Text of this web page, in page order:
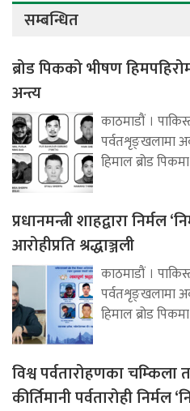
सम्बन्धित
ब्रोड पिकको भीषण
अन्त्य
काठमाडौं ।
पर्वतशृङ्खलामा
हिमाल ब्रोड
प्रधानमन्त्री शाहद्वारा निर्मल
आरोहीप्रति श्रद्धाञ्जली
काठमाडौं ।
पर्वतशृङ्खलामा
हिमाल ब्रोड
विश्व पर्वतारोहणका चम्किला
कीर्तिमानी पर्वतारोही निर्मल